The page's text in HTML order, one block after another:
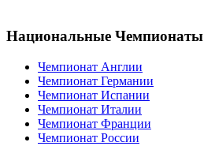
Национальные Чемпионаты
Чемпионат Англии
Чемпионат Германии
Чемпионат Испании
Чемпионат Италии
Чемпионат Франции
Чемпионат России